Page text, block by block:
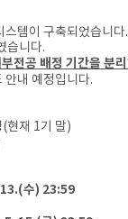
스템이 구축되었습니
습니다.
전공 배정 기간을 분
안내 예정입니다.
현재 1기 말)
수) 23:59